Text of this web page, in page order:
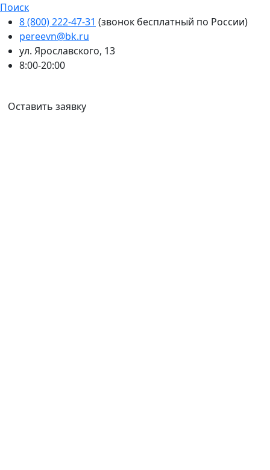
Поиск
8 (800) 222-47-31 (звонок бесплатный по России)
pereevn@bk.ru
ул. Ярославского, 13
8:00-20:00
Оставить заявку